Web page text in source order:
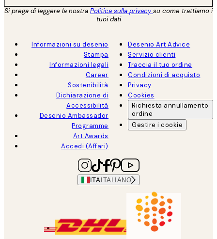
Si prega di leggere la nostra Politica sulla privacysu come trattiamo i
tuoi dati
Informazioni su desenio
Stampa
Informazioni legali
Career
Sostenibilità
Dichiarazione di
Accessibilità
Desenio Ambassador
Programme
Art Awards
Accedi (Affari)
Desenio Art Advice
Servizio clienti
Traccia il tuo ordine
Condizioni di acquisto
Privacy
Cookies
Richiesta annullamento
ordine
Gestire i cookie
ITA ITALIANO